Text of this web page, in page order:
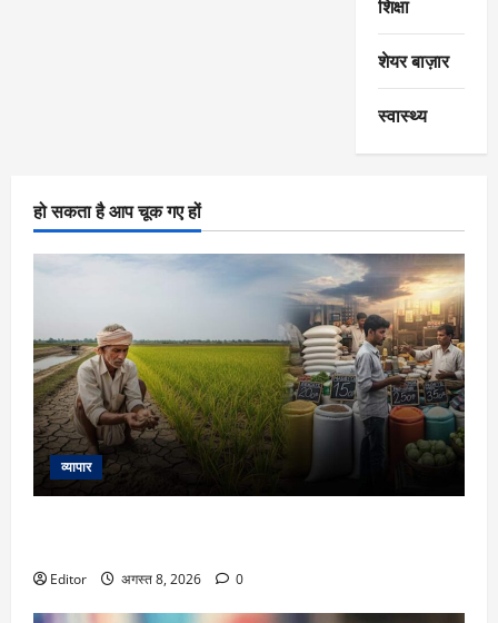
शिक्षा
शेयर बाज़ार
स्वास्थ्य
हो सकता है आप चूक गए हों
व्यापार
Editor अगस्त 8, 2026 0